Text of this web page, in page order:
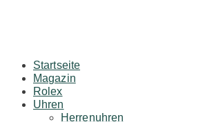
Startseite
Magazin
Rolex
Uhren
Herrenuhren